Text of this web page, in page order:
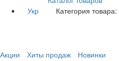
Укр
Категория товара:
Акции Хиты продаж
Новинки